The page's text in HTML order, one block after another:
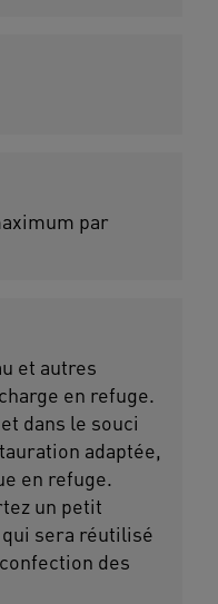
par
et autres
en refuge.
dans le souci
adaptée,
en refuge.
un petit
qui sera réutilisé
des